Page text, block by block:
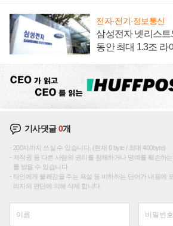
전자·전기·정보통신
삼성전자 넷리스트
동안 최대 1.3조 라
기사댓글0개
200자까지 쓰실 수 있습니다. (현재 0 byte / 최대 400byte)
저작권 등 다른 사람의 권리를 침해하거나 명예를 훼손하
를 받을 수 있습니다.
타인에게 불쾌감을 주는 욕설 등 비하하는 단어가 내용에
리자의 판단에 의해 삭제 합니다.